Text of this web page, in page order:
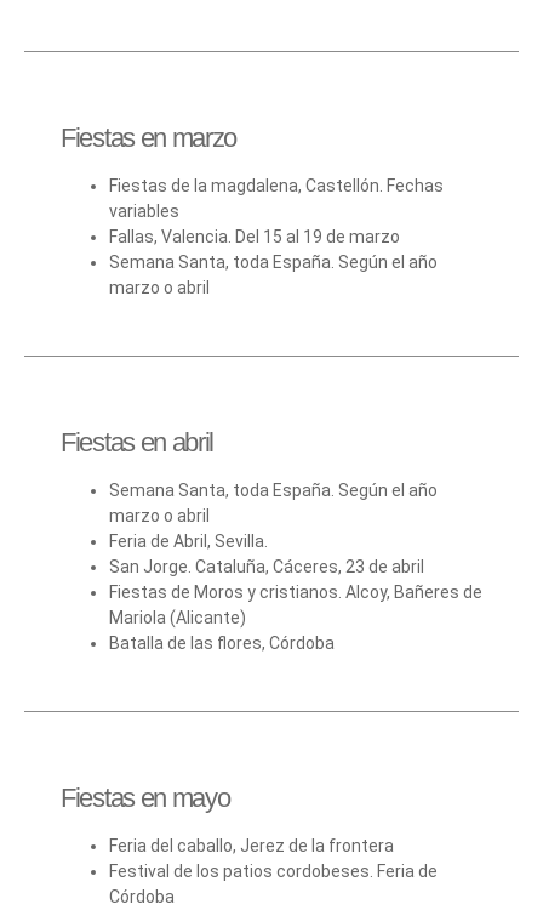
Fiestas en marzo
Fiestas de la magdalena, Castellón. Fechas
variables
Fallas, Valencia. Del 15 al 19 de marzo
Semana Santa, toda España. Según el año
marzo o abril
Fiestas en abril
Semana Santa, toda España. Según el año
marzo o abril
Feria de Abril, Sevilla.
San Jorge. Cataluña, Cáceres, 23 de abril
Fiestas de Moros y cristianos. Alcoy, Bañeres de
Mariola (Alicante)
Batalla de las flores, Córdoba
Fiestas en mayo
Feria del caballo, Jerez de la frontera
Festival de los patios cordobeses. Feria de
Córdoba